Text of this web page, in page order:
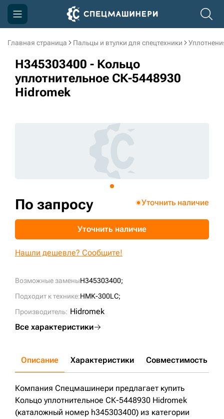
Главная страница Пальцы и втулки для спецтехники
H345303400 - Кольцо
уплотнительное СК-5448930
Hidromek
Возможные заменыH345303400;
Подходит к технике:HMK-300LC;
Производитель: Hidromek
Все характеристики
По запросу Уточнить наличие
Уточнить наличие
Нашли дешевле? Сообщите!
Описание Характеристики Совместимость
Компания Спецмашинери предлагает купить
Кольцо уплотнительное СК-5448930 Hidromek
(каталожный номер h345303400) из категории
Компания
Акции
Доставка и оплата
sksale@skdst.ru
+7 (499) 394-50-93